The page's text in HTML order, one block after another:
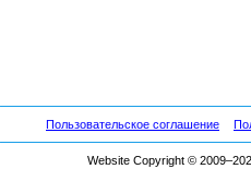
Пользовательское соглашение
Website Copyright ©